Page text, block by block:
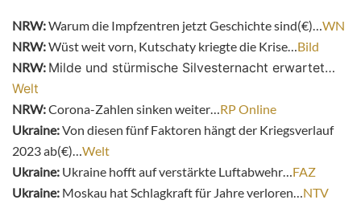
NRW:Warum die Impfzentren jetzt Geschichte sind(€)… WN
NRW:Wüst weit vorn, Kutschaty kriegte die Krise… Bild
NRW: Milde und stürmische Silvesternacht erwartet…
Welt
NRW:Corona-Zahlen sinken weiter… RP Online
Ukraine:Von diesen fünf Faktoren hängt der Kriegsverlauf
2023 ab(€)… Welt
Ukraine: Ukraine hofft auf verstärkte Luftabwehr… FAZ
Ukraine: Moskau hat Schlagkraft für Jahre verloren… NTV